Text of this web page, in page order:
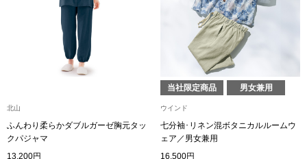
スーツ
その他
北山
ふんわり柔らかダブルガーゼ胸元タッ
クパジャマ
13,200円
当社限定商品 男女兼用
ウインド
七分袖･リネン混ボタニカルルームウ
ェア／男女兼用
16,500円